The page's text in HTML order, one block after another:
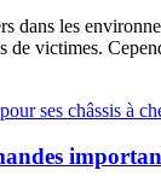
les
de victimes.